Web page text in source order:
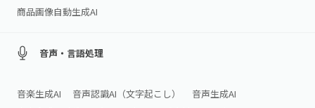
商品画像自動生成AI
音声・言語処理
音楽生成AI 音声認識AI（文字起こし）
音声生成AI